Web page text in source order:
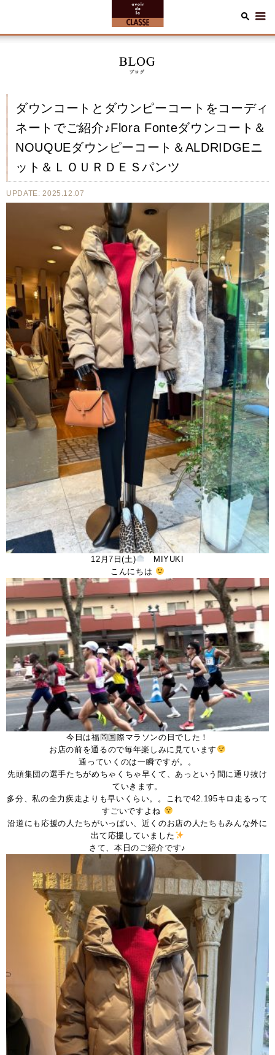
ダウンコートとダウンピーコートをコーディ
ネートでご紹介♪Flora Fonteダウンコート＆
NOUQUEダウンピーコート＆ALDRIDGEニ
ット＆ＬＯＵＲＤＥＳパンツ
UPDATE: 2025.12.07
12月7日(土)
MIYUKI
こんにちは
今日は福岡国際マラソンの日でした！
お店の前を通るので毎年楽しみに見ています
通っていくのは一瞬ですが。。
先頭集団の選手たちがめちゃくちゃ早くて、あっという間に通り抜け
ていきます。
多分、私の全力疾走よりも早いくらい。。これで42.195キロ走るって
すごいですよね
沿道にも応援の人たちがいっぱい、近くのお店の人たちもみんな外に
出て応援していました
さて、本日のご紹介です♪